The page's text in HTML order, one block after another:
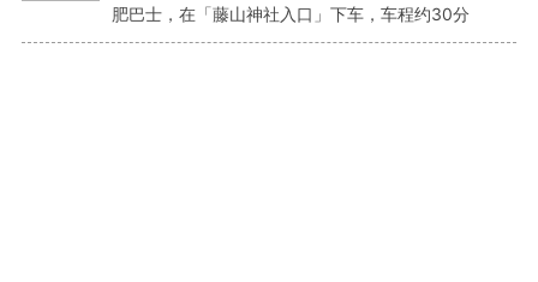
肥巴士，在「藤山神社入口」下车，车程约30分